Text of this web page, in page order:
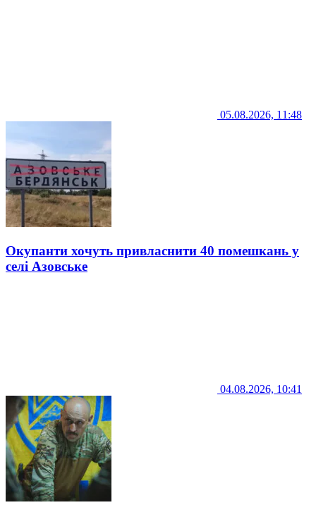
05.08.2026, 11:48
Окупанти хочуть привласнити 40 помешкань у
селі Азовське
04.08.2026, 10:41